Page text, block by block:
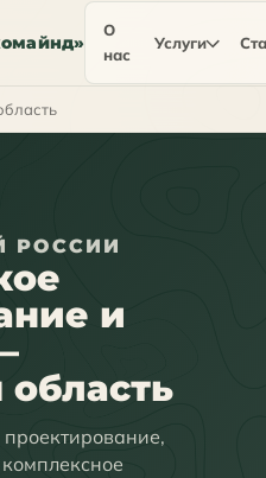
О
нас
Услуги
РОССИИ
и